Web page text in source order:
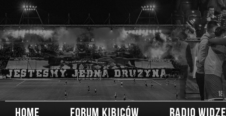
HOME FORUM KIBICÓW RADIO